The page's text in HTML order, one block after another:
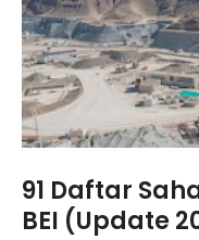
91 Daftar
BEI (Update